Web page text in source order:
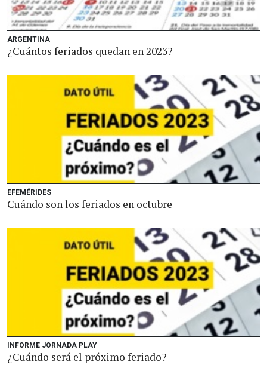
ARGENTINA
¿Cuántos feriados quedan en 2023?
EFEMÉRIDES
Cuándo son los feriados en octubre
INFORME JORNADA PLAY
¿Cuándo será el próximo feriado?